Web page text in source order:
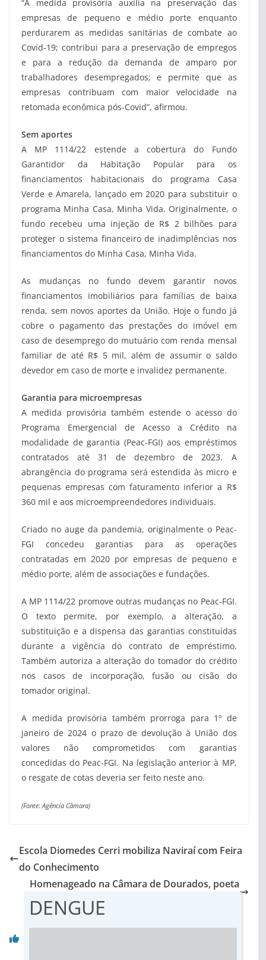
“A medida provisória auxilia na preservação das
empresas de pequeno e médio porte enquanto
perdurarem as medidas sanitárias de combate ao
Covid-19; contribui para a preservação de empregos
e para a redução da demanda de amparo por
trabalhadores desempregados; e permite que as
empresas contribuam com maior velocidade na
retomada econômica pós-Covid”, afirmou.
Sem aportes
A MP 1114/22 estende a cobertura do Fundo
Garantidor da Habitação Popular para os
financiamentos habitacionais do programa Casa
Verde e Amarela, lançado em 2020 para substituir o
programa Minha Casa, Minha Vida. Originalmente, o
fundo recebeu uma injeção de R$ 2 bilhões para
proteger o sistema financeiro de inadimplências nos
financiamentos do Minha Casa, Minha Vida.
As mudanças no fundo devem garantir novos
financiamentos imobiliários para famílias de baixa
renda, sem novos aportes da União. Hoje o fundo já
cobre o pagamento das prestações do imóvel em
caso de desemprego do mutuário com renda mensal
familiar de até R$ 5 mil, além de assumir o saldo
devedor em caso de morte e invalidez permanente.
Garantia para microempresas
A medida provisória também estende o acesso do
Programa Emergencial de Acesso a Crédito na
modalidade de garantia (Peac-FGI) aos empréstimos
contratados até 31 de dezembro de 2023. A
abrangência do programa será estendida às micro e
pequenas empresas com faturamento inferior a R$
360 mil e aos microempreendedores individuais.
Criado no auge da pandemia, originalmente o Peac-
FGI concedeu garantias para as operações
contratadas em 2020 por empresas de pequeno e
médio porte, além de associações e fundações.
A MP 1114/22 promove outras mudanças no Peac-FGI.
O texto permite, por exemplo, a alteração, a
substituição e a dispensa das garantias constituídas
durante a vigência do contrato de empréstimo.
Também autoriza a alteração do tomador do crédito
nos casos de incorporação, fusão ou cisão do
tomador original.
A medida provisória também prorroga para 1º de
janeiro de 2024 o prazo de devolução à União dos
valores não comprometidos com garantias
concedidas do Peac-FGI. Na legislação anterior à MP,
o resgate de cotas deveria ser feito neste ano.
(Fonte: Agência Câmara)
Escola Diomedes Cerri mobiliza Naviraí com Feira
do Conhecimento
Homenageado na Câmara de Dourados, poeta
DENGUE